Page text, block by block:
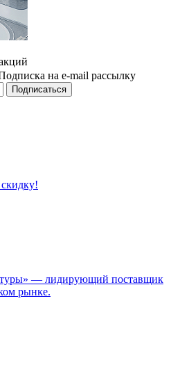
на e-mail рассылку
— лидирующий поставщик
рынке.